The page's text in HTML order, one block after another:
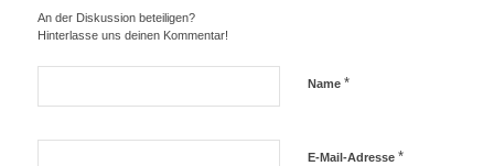
An der Diskussion beteiligen?
Hinterlasse uns deinen Kommentar!
Name *
E-Mail-Adresse *